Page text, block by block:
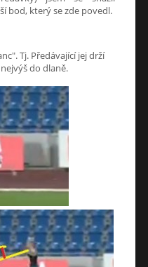
bod, který se zde povedl.
Tj. Předávající jej drží
do dlaně.